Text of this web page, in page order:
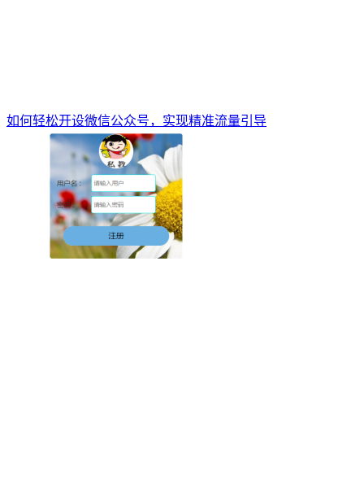
如何轻松开设微信公众号，实现精准流量引导